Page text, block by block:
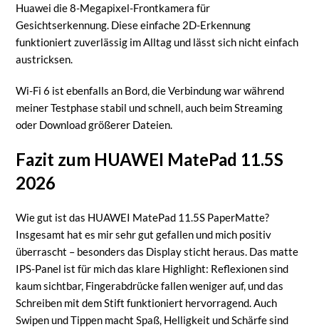
Huawei die 8-Megapixel-Frontkamera für
Gesichtserkennung. Diese einfache 2D-Erkennung
funktioniert zuverlässig im Alltag und lässt sich nicht einfach
austricksen.
Wi-Fi 6 ist ebenfalls an Bord, die Verbindung war während
meiner Testphase stabil und schnell, auch beim Streaming
oder Download größerer Dateien.
Fazit zum HUAWEI MatePad 11.5S
2026
Wie gut ist das HUAWEI MatePad 11.5S PaperMatte?
Insgesamt hat es mir sehr gut gefallen und mich positiv
überrascht – besonders das Display sticht heraus. Das matte
IPS-Panel ist für mich das klare Highlight: Reflexionen sind
kaum sichtbar, Fingerabdrücke fallen weniger auf, und das
Schreiben mit dem Stift funktioniert hervorragend. Auch
Swipen und Tippen macht Spaß, Helligkeit und Schärfe sind